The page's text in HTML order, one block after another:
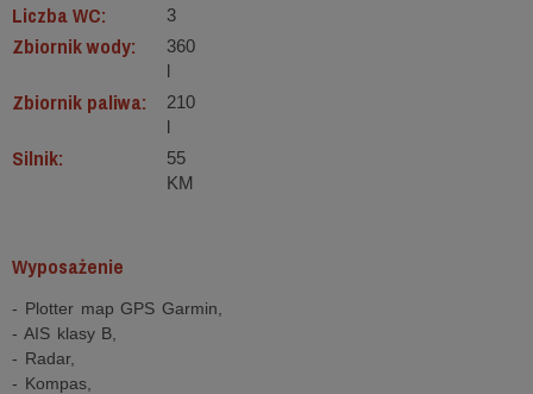
Liczba WC: 3
Zbiornik wody:
360
l
Zbiornik paliwa:
210
l
Silnik:
55
KM
Wyposażenie
- Plotter map GPS Garmin,
- AIS klasy B,
- Radar,
- Kompas,